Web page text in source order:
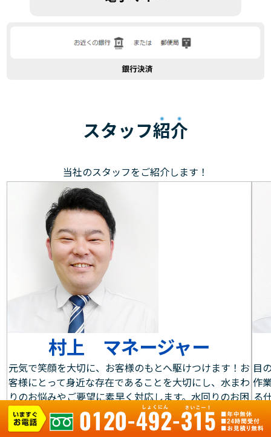
スタッフ紹介
当社のスタッフをご紹介します！
村上 マネージャー
元気で笑顔を大切に、お客様のもとへ駆けつけます！お
客様にとって身近な存在であることを大切にし、水まわ
りのお悩みやご要望に素早く対応します。水回りのお困
りごとはお気軽にご相談ください。どんな些細なことで
もしっかりサポートさせて頂きます。
目
作
る